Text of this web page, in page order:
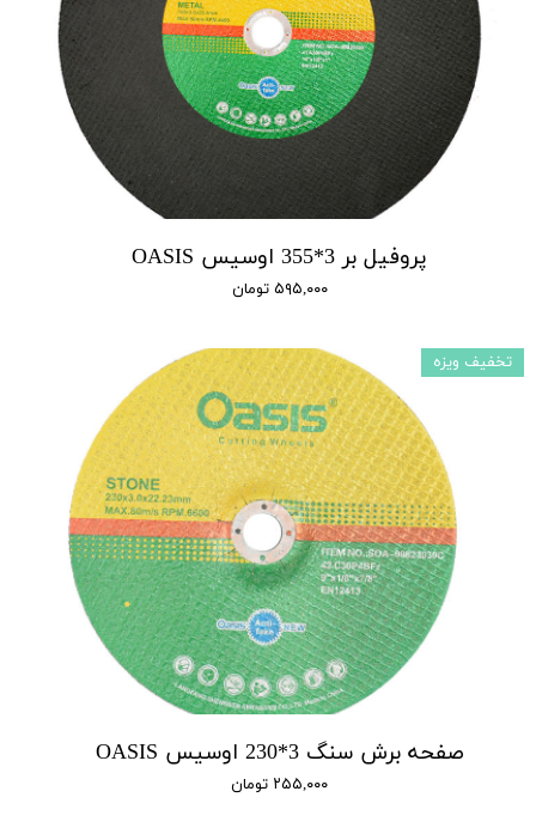
پروفیل بر 3*355 اوسیس OASIS
۵۹۵,۰۰۰ تومان
صفحه برش سنگ 3*230 اوسیس OASIS
۲۵۵,۰۰۰ تومان
تخفیف ویزه